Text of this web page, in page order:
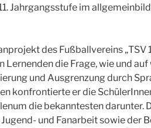
Jahrgangsstufe im
des Fußballvereins „TSV
die Frage, wie und auf
und Ausgrenzung durch
konfrontierte er die
die bekanntesten darunter.
und Fanarbeit sowie der